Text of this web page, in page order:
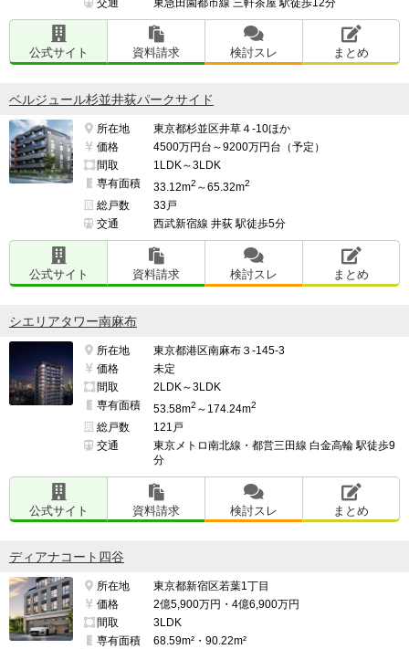
公式サイト 資料請求 検討スレ まとめ
ベルジュール杉並井荻パークサイド
所在地
東京都杉並区井草４-10ほか
価格
4500万円台～9200万円台（予定）
間取
1LDK～3LDK
専有面積
33.12m2 ～65.32m2
総戸数
33戸
交通
西武新宿線 井荻 駅徒歩5分
公式サイト 資料請求 検討スレ まとめ
シエリアタワー南麻布
所在地
東京都港区南麻布３-145-3
価格
未定
間取
2LDK～3LDK
専有面積
53.58m2 ～174.24m2
総戸数
121戸
交通
東京メトロ南北線・都営三田線 白金高輪 駅徒歩9
分
公式サイト 資料請求 検討スレ まとめ
ディアナコート四谷
所在地
東京都新宿区若葉1丁目
価格
2億5,900万円・4億6,900万円
間取
3LDK
専有面積
68.59m²・90.22m²